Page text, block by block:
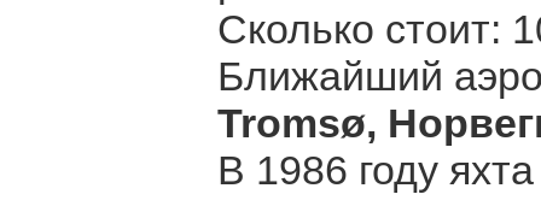
Сколько стоит:
Ближайший
Tromsø,
В 1986 году